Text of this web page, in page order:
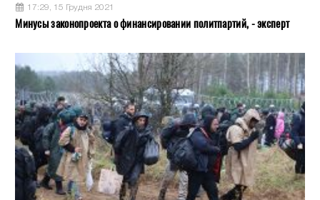
17:29, 15 Грудня 2021
Минусы законопроекта о финансировании политпартий, - эксперт